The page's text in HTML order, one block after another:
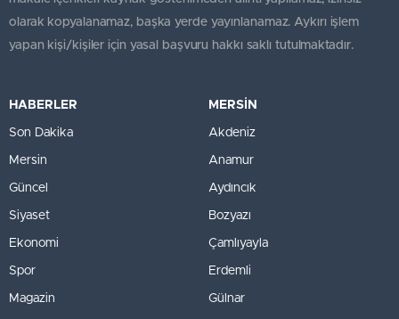
olarak kopyalanamaz, başka yerde yayınlanamaz. Aykırı işlem
yapan kişi/kişiler için yasal başvuru hakkı saklı tutulmaktadır.
HABERLER
Son Dakika
Mersin
Güncel
Siyaset
Ekonomi
Spor
Magazin
MERSİN
Akdeniz
Anamur
Aydıncık
Bozyazı
Çamlıyayla
Erdemli
Gülnar